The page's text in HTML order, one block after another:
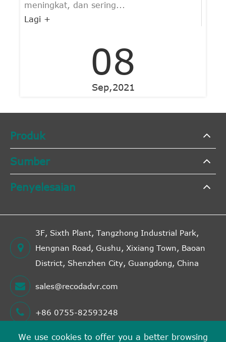
meningkat, dan sering...
Lagi +
08
Sep,2021
Produk
Sumber
Penyelesaian
3F, Sixth Plant, Tangzhong Industrial Park,
Hengnan Road, Gushu, Xixiang Town, Baoan
District, Shenzhen City, Guangdong, China
sales@recodadvr.com
+86 0755-82593248
We use cookies to offer you a better browsing